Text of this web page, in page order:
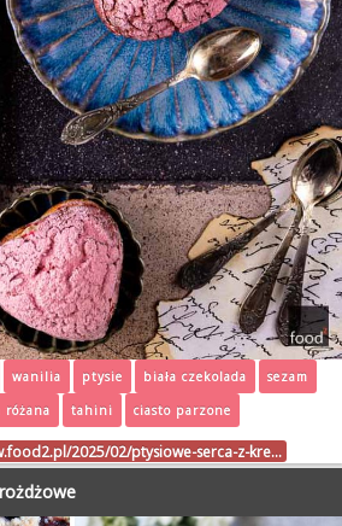
wanilia ptysie biała czekolada
sezam
różana tahini ciasto parzone
2025/02/ptysiowe-serca-z-kre…